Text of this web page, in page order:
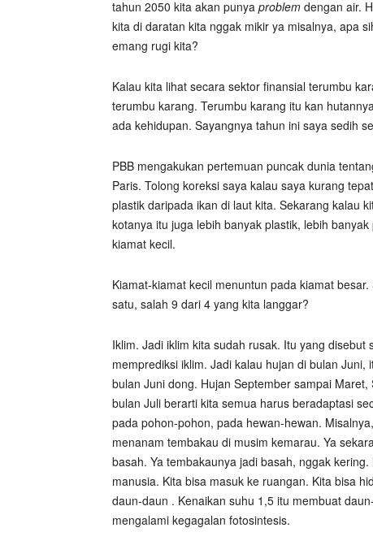
tahun 2050 kita akan punya problem dengan air.
kita di daratan kita nggak mikir ya misalnya, apa
emang rugi kita?
Kalau kita lihat secara sektor finansial terumbu
terumbu karang. Terumbu karang itu kan
ada kehidupan. Sayangnya tahun ini saya sedih
PBB mengakukan pertemuan puncak dunia
Paris. Tolong koreksi saya kalau saya kurang
plastik daripada ikan di laut kita. Sekarang kalau
kotanya itu juga lebih banyak plastik, lebih
kiamat kecil.
Kiamat-kiamat kecil menuntun pada kiamat
satu, salah 9 dari 4 yang kita langgar?
Iklim. Jadi iklim kita sudah rusak. Itu yang
memprediksi iklim. Jadi kalau hujan di bulan
bulan Juni dong. Hujan September sampai
bulan Juli berarti kita semua harus beradaptasi
pada pohon-pohon, pada hewan-hewan.
menanam tembakau di musim kemarau. Ya
basah. Ya tembakaunya jadi basah, nggak
manusia. Kita bisa masuk ke ruangan. Kita bisa
daun-daun . Kenaikan suhu 1,5 itu membuat
mengalami kegagalan fotosintesis.